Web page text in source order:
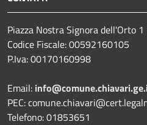
Piazza Nostra Signora dell'Orto
Codice Fiscale: 00592160105
P.Iva: 00170160998
Email:
PEC:
Telefono: 01853651